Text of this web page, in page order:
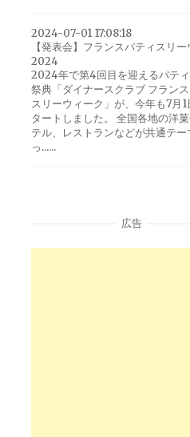
2024-07-01 17:08:18
【発表会】フランスパティスリー
2024
2024年で第4回目を迎えるパテ
祭典「ダイナースクラブ フラン
スリーウィーク」が、今年も7月1
タートしました。 全国各地の洋
テル、レストランなどが共通テー
っ......
広告